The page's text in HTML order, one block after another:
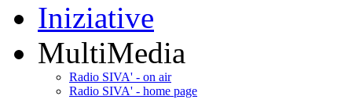
Iniziative
MultiMedia
Radio SIVA' - on air
Radio SIVA' - home page